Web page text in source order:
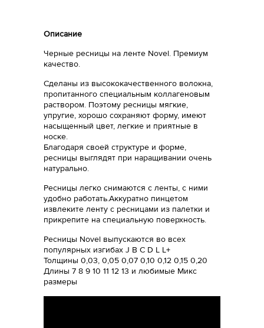
Описание
Черные ресницы на ленте Novel. Премиум
качество.
Сделаны из высококачественного волокна,
пропитанного специальным коллагеновым
раствором. Поэтому ресницы мягкие,
упругие, хорошо сохраняют форму, имеют
насыщенный цвет, легкие и приятные в
носке.
Благодаря своей структуре и форме,
ресницы выглядят при наращивании очень
натурально.
Ресницы легко снимаются с ленты, с ними
удобно работать.Аккуратно пинцетом
извлеките ленту с ресницами из палетки и
прикрепите на специальную поверхность.
Ресницы Novel выпускаются во всех
популярных изгибах J B C D L L+
Толщины 0,03, 0,05 0,07 0,10 0,12 0,15 0,20
Длины 7 8 9 10 11 12 13 и любимые Микс
размеры